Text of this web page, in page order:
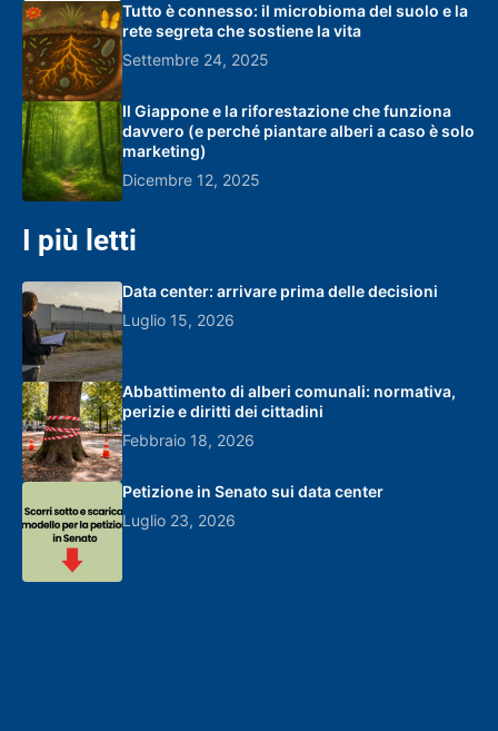
Tutto è connesso: il microbioma del suolo e la
rete segreta che sostiene la vita
Settembre 24, 2025
Il Giappone e la riforestazione che funziona
davvero (e perché piantare alberi a caso è solo
marketing)
Dicembre 12, 2025
I più letti
Data center: arrivare prima delle decisioni
Luglio 15, 2026
Abbattimento di alberi comunali: normativa,
perizie e diritti dei cittadini
Febbraio 18, 2026
Petizione in Senato sui data center
Luglio 23, 2026